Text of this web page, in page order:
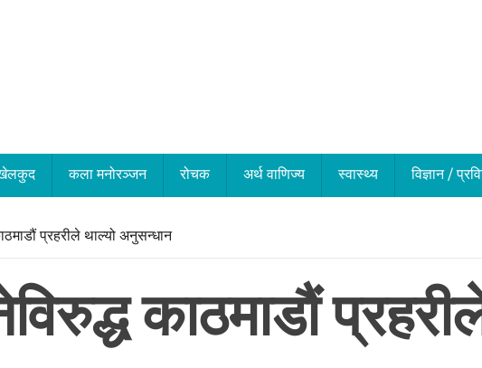
कला मनोरञ्जन रोचक अर्थ वाणिज्य स्वास्थ्य विज्ञान /
प्रहरीले थाल्यो अनुसन्धान
काठमाडौं